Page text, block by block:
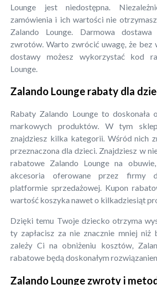
Lounge jest niedostępna.
zamówienia i ich wartości nie
Zalando Lounge. Darmowa
zwrotów. Warto zwrócić uwagę, że bez
dostawy możesz wykorzystać kod
Lounge.
Zalando Lounge rabaty dla
Rabaty Zalando Lounge to doskonała
markowych produktów. W tym
znajdziesz kilka kategorii. Wśród nich
przeznaczona dla dzieci. Znajdziesz w
rabatowe Zalando Lounge na
akcesoria oferowane przez firmy
platformie sprzedażowej. Kupon
wartość koszyka nawet o kilkadziesiąt
Dzięki temu Twoje dziecko otrzyma
ty zapłacisz za nie znacznie mniej niż
zależy Ci na obniżeniu kosztów,
rabatowe będą doskonałym
Zalando Lounge zwroty i